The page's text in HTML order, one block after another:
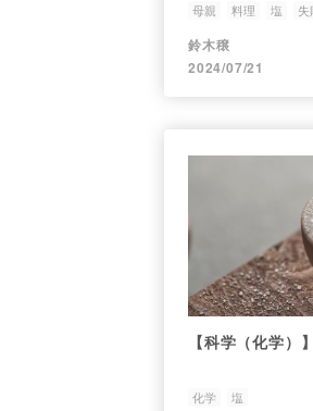
母親 料理 塩 失
鈴木穣
2024/07/21
【科学（化学）
化学 塩